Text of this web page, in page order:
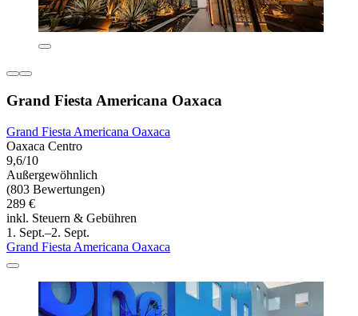
Grand Fiesta Americana Oaxaca
Grand Fiesta Americana Oaxaca
Oaxaca Centro
9,6/10
Außergewöhnlich
(803 Bewertungen)
289 €
inkl. Steuern & Gebühren
1. Sept.–2. Sept.
Grand Fiesta Americana Oaxaca